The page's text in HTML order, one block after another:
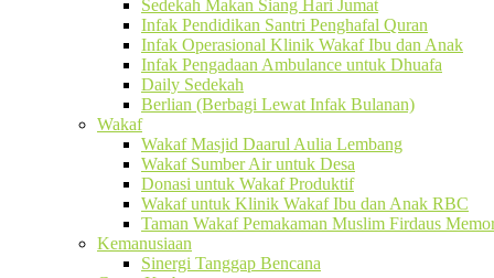
Sedekah Makan Siang Hari Jumat
Infak Pendidikan Santri Penghafal Quran
Infak Operasional Klinik Wakaf Ibu dan Anak
Infak Pengadaan Ambulance untuk Dhuafa
Daily Sedekah
Berlian (Berbagi Lewat Infak Bulanan)
Wakaf
Wakaf Masjid Daarul Aulia Lembang
Wakaf Sumber Air untuk Desa
Donasi untuk Wakaf Produktif
Wakaf untuk Klinik Wakaf Ibu dan Anak RBC
Taman Wakaf Pemakaman Muslim Firdaus
Kemanusiaan
Sinergi Tanggap Bencana